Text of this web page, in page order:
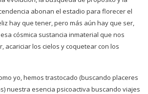
abonan el estadio para florecer el
hay que tener, pero más aún hay que ser,
cósmica sustancia inmaterial que nos
acariciar los cielos y coquetear con los
yo, hemos trastocado (buscando placeres
nuestra esencia psicoactiva buscando viajes